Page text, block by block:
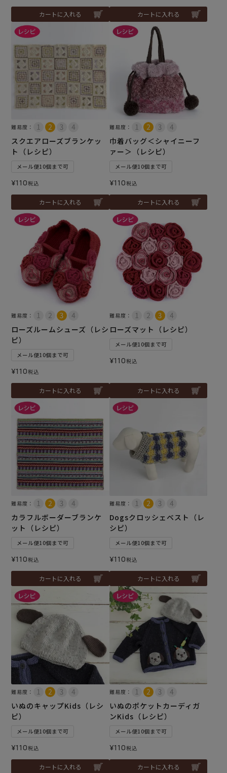
カートに入れる カートに入れる
難易度：
スクエアローズブランケッ
ト（レシピ）
メール便10個まで可
¥110税込
カートに入れる
難易度：
巾着バッグ＜シャイニーフ
ァー＞（レシピ）
メール便10個まで可
¥110税込
カートに入れる
難易度：
ローズルームシューズ（レシ
ピ）
メール便10個まで可
¥110税込
カートに入れる
難易度：
ローズマット（レシピ）
メール便10個まで可
¥110税込
カートに入れる
難易度：
カラフルボーダーブランケ
ット（レシピ）
メール便10個まで可
¥110税込
カートに入れる
難易度：
Dogsクロッシェベスト（レ
シピ）
メール便10個まで可
¥110税込
カートに入れる
難易度：
いぬのキャップKids（レシ
ピ）
メール便10個まで可
¥110税込
カートに入れる
難易度：
いぬのポケットカーディガ
ンKids（レシピ）
メール便10個まで可
¥110税込
カートに入れる